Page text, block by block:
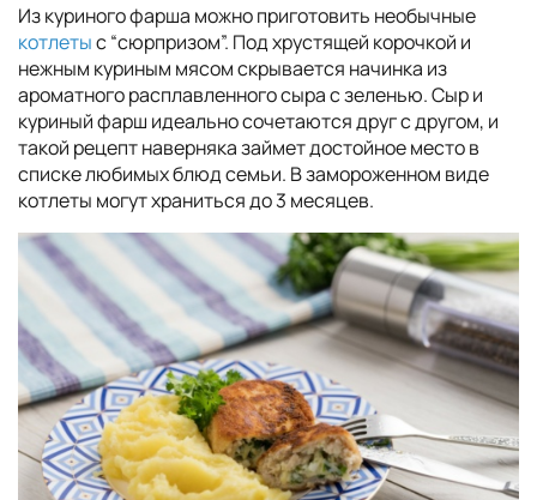
Из куриного фарша можно приготовить необычные
котлетыс “сюрпризом”. Под хрустящей корочкой и
нежным куриным мясом скрывается начинка из
ароматного расплавленного сыра с зеленью. Сыр и
куриный фарш идеально сочетаются друг с другом, и
такой рецепт наверняка займет достойное место в
списке любимых блюд семьи. В замороженном виде
котлеты могут храниться до 3 месяцев.